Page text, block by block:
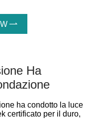

Ha
ha condotto la luce
certificato per il duro,